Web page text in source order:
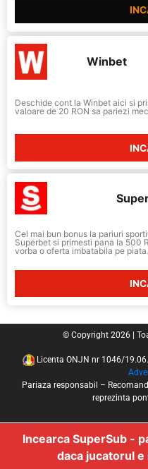
Incearca SuperSub -
daca jucatorul e
Winbet
Deschide cont la Winbet aici si
valoare de 20 RON sa pariezi
Cel mai bun bonus la pariuri
Superbet si primesti pana la 500
vorba o oferta imbatabila pe piata.
© Copyright 2026 |
Licenta ONJN nr 1046/
Pariaza responsabil –
reprezinta